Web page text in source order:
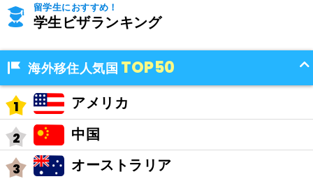
留学生におすすめ！
学生ビザランキング
海外移住人気国 TOP50
アメリカ
中国
オーストラリア